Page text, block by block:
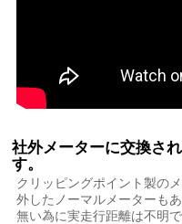
社外メーターに交換さ
す。
クリッピングポイント製のメ
外したノーマルメーターも
無い為に実走行距離は不明で